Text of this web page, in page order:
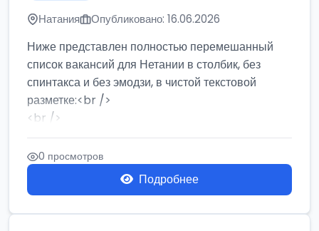
Натания Опубликовано: 16.06.2026
Ниже представлен полностью перемешанный
список вакансий для Нетании в столбик, без
спинтакса и без эмодзи, в чистой текстовой
разметке:<br />
<br />
Работа в Нетании на мебельном производстве:
требу...
0 просмотров
Подробнее